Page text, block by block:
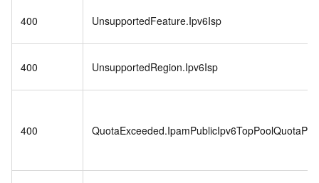
400 UnsupportedFeature.Ipv6Isp
400 UnsupportedRegion.Ipv6Isp
400